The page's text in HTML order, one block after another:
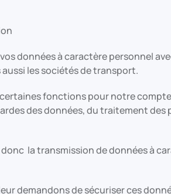
données à caractère personnel
les sociétés de transport.
fonctions pour notre
des données, du traitement des
la transmission de données à
demandons de sécuriser ces